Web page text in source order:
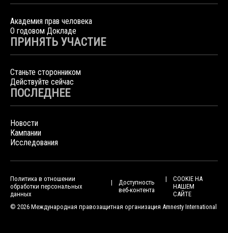
Академия прав человека
О годовом Докладе
ПРИНЯТЬ УЧАСТИЕ
Станьте сторонником
Действуйте сейчас
ПОСЛЕДНЕЕ
Новости
Кампании
Исследования
Политика в отношении
обработки персональных
данных
Доступность
веб-контента
COOKIE НА
НАШЕМ
САЙТЕ
© 2026 Международная правозащитная организация Amnesty International